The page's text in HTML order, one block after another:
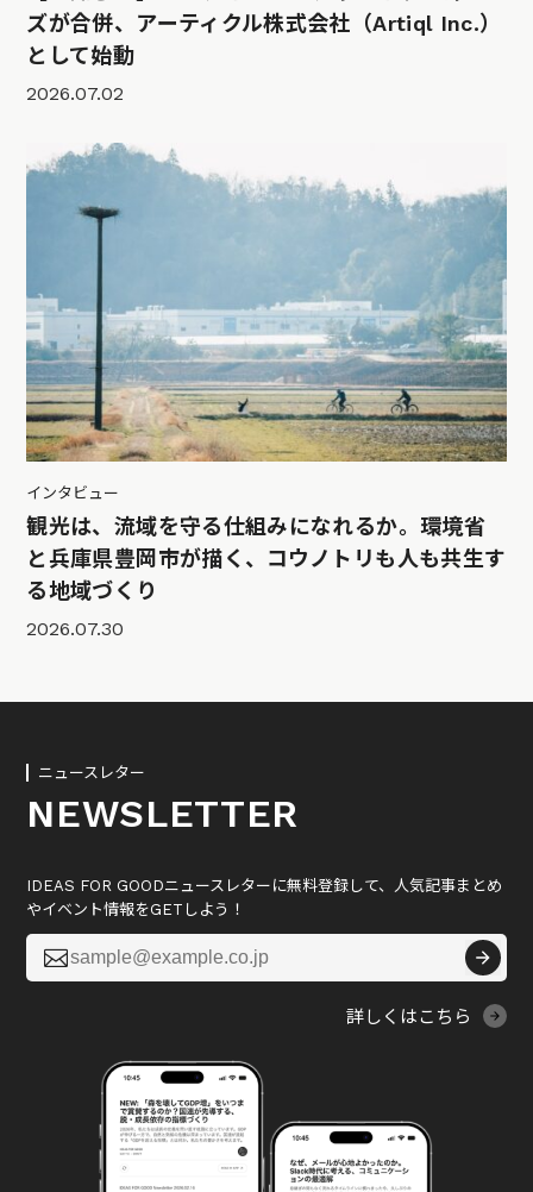
ズが合併、アーティクル株式会社（Artiql Inc.）
として始動
2026.07.02
インタビュー
観光は、流域を守る仕組みになれるか。環境省
と兵庫県豊岡市が描く、コウノトリも人も共生す
る地域づくり
2026.07.30
ニュースレター
NEWSLETTER
IDEAS FOR GOODニュースレターに無料登録して、人気記事まとめ
やイベント情報をGETしよう！

詳しくはこちら